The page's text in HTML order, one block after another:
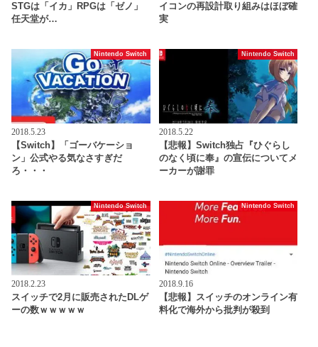
STGは「イカ」RPGは「ゼノ」
任天堂が…
イコンの再設計取り組みはほぼ確
実
Nintendo Switch
2018.5.23
【Switch】「ゴーバケーショ
ン」公式やる気なさすぎだ
ろ・・・
Nintendo Switch
2018.5.22
【悲報】Switch独占『ひぐらし
のなく頃に奉』の宣伝についてメ
ーカーが謝罪
Nintendo Switch
2018.2.23
スイッチで2月に販売されたDLゲ
ーの数ｗｗｗｗｗ
Nintendo Switch
2018.9.16
【悲報】スイッチのオンライン有
料化で海外から批判が殺到